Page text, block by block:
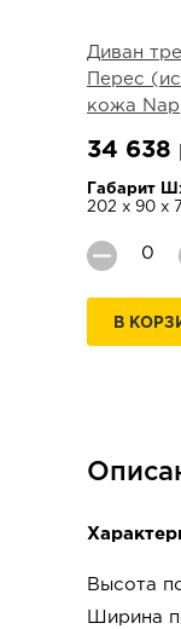
Диван
Перес
кожа
34 638
Габарит
202 х 90 х
В
Высота
Ширина